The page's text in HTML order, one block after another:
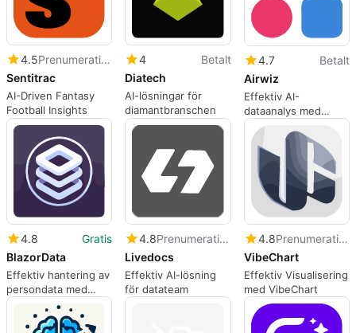
4.5
Prenumeration
Sentitrac
AI-Driven Fantasy
Football Insights
4
Betalt
Diatech
AI-lösningar för
diamantbranschen
4.7
Betalt
Airwiz
Effektiv AI-
dataanalys med
Airwiz
4.8
Gratis
BlazorData
Effektiv hantering av
persondata med
BlazorData
4.8
Prenumeration
Livedocs
Effektiv AI-lösning
för datateam
4.8
Prenumeration
VibeChart
Effektiv Visualisering
med VibeChart